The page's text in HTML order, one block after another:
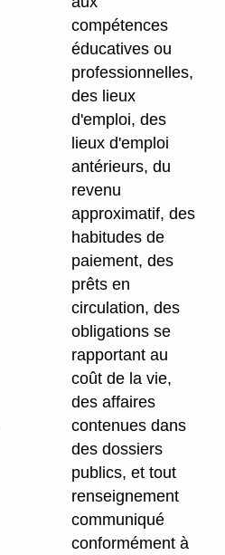
compétences
éducatives ou
professionnelles,
des lieux
d'emploi, des
lieux d'emploi
antérieurs, du
revenu
approximatif, des
habitudes de
paiement, des
prêts en
circulation, des
obligations se
rapportant au
coût de la vie,
des affaires
contenues dans
des dossiers
publics, et tout
renseignement
communiqué
conformément à